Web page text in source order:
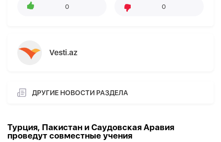
0 0
Vesti.az
ДРУГИЕ НОВОСТИ РАЗДЕЛА
Турция, Пакистан и Саудовская Аравия
проведут совместные учения